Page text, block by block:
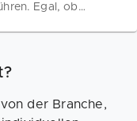
Egal, ob
der Branche,